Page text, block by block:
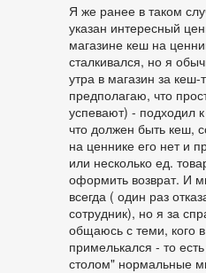
Я же ранее в таком
указан интересный
магазине кеш на
сталкивался, но я
утра в магазин за
предполагаю, что
успевают) - подходил
что должен быть кеш,
на ценнике его нет и
или несколько ед.
оформить возврат. И
всегда ( один раз
сотрудник), но я за
общаюсь с теми, кого
примелькался - то
столом" нормальные